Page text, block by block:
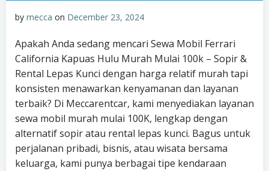
by mecca on December 23, 2024
Apakah Anda sedang mencari Sewa Mobil Ferrari
California Kapuas Hulu Murah Mulai 100k – Sopir &
Rental Lepas Kunci dengan harga relatif murah tapi
konsisten menawarkan kenyamanan dan layanan
terbaik? Di Meccarentcar, kami menyediakan layanan
sewa mobil murah mulai 100K, lengkap dengan
alternatif sopir atau rental lepas kunci. Bagus untuk
perjalanan pribadi, bisnis, atau wisata bersama
keluarga, kami punya berbagai tipe kendaraan